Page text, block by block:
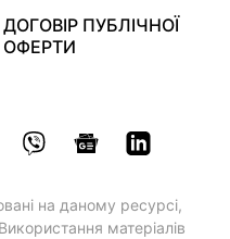
ДОГОВІР ПУБЛІЧНОЇ
ОФЕРТИ
на даному ресурсі,
матеріалів